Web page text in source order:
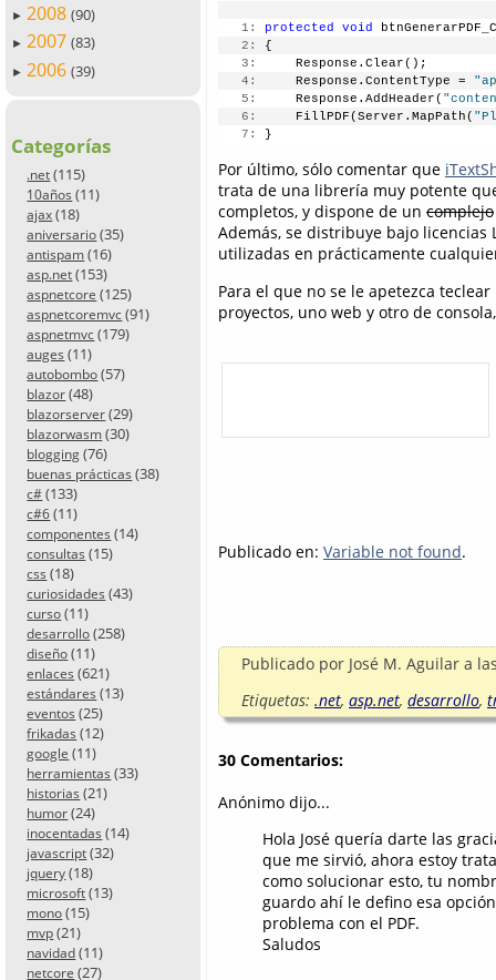
► 2008 (90)
► 2007 (83)
► 2006 (39)
Categorías
.net (115)
10años (11)
ajax (18)
aniversario (35)
antispam (16)
asp.net (153)
aspnetcore (125)
aspnetcoremvc (91)
aspnetmvc (179)
auges (11)
autobombo (57)
blazor (48)
blazorserver (29)
blazorwasm (30)
blogging (76)
buenas prácticas (38)
c# (133)
c#6 (11)
componentes (14)
consultas (15)
css (18)
curiosidades (43)
curso (11)
desarrollo (258)
diseño (11)
enlaces (621)
estándares (13)
eventos (25)
frikadas (12)
google (11)
herramientas (33)
historias (21)
humor (24)
inocentadas (14)
javascript (32)
jquery (18)
microsoft (13)
mono (15)
mvp (21)
navidad (11)
netcore (27)
   1:
protected void
   2:
{
   3:
     Response.Clear();
   4:
     Response.ContentType =
   5:
     Response.AddHeader(
   6:
     FillPDF(Server.MapPath(
   7:
}
Por último, sólo comentar que
trata de una librería muy potente
completos, y dispone de un complejo
Además, se distribuye bajo licencias
utilizadas en prácticamente
Para el que no se le apetezca
proyectos, uno web y otro de
Publicado en: Variable not found.
Publicado por José M. Aguilar a
Etiquetas: .net, asp.net, desarrollo,
30 Comentarios:
Anónimo dijo...
Hola José quería darte las
que me sirvió, ahora estoy
como solucionar esto, tu
guardo ahí le defino esa
problema con el PDF.
Saludos